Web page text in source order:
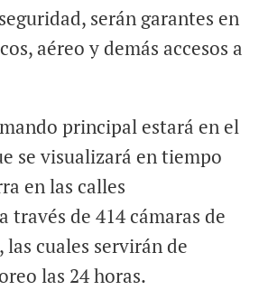
serán garantes en
aéreo y demás accesos a
principal estará en el
se visualizará en tiempo
en las calles
través de 414 cámaras de
cuales servirán de
las 24 horas.